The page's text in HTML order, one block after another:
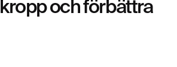
inför hälsokontrolloch förbättra